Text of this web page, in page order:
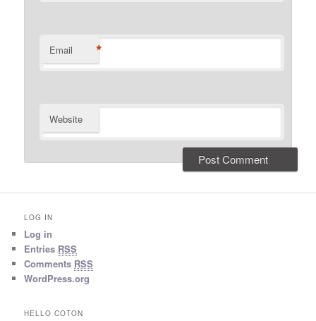
Email *
Website
LOG IN
Log in
Entries RSS
Comments RSS
WordPress.org
HELLO COTON